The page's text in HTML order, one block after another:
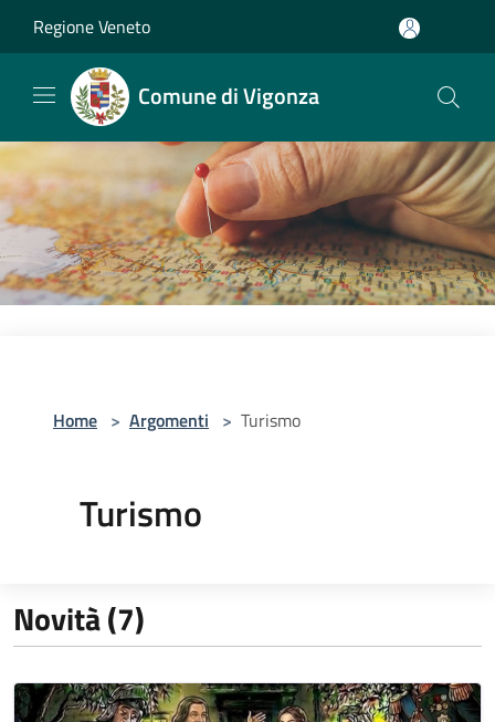
Regione Veneto
Comune di Vigonza
Home > Argomenti > Turismo
Turismo
Novità (7)